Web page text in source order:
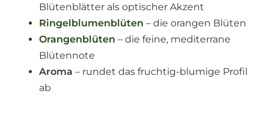
Blütenblätter als optischer Akzent
Ringelblumenblüten – die orangen Blüten
Orangenblüten – die feine, mediterrane
Blütennote
Aroma – rundet das fruchtig-blumige Profil
ab